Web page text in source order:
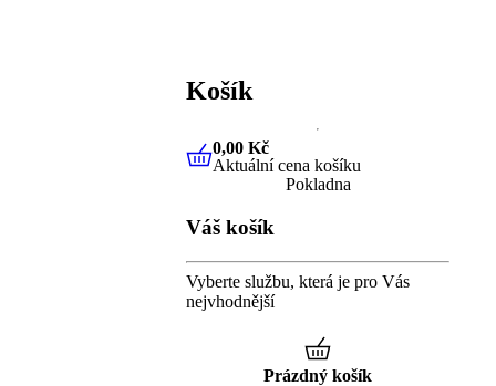
Košík
0,00 KčAktuální cena košíku
0,00 Kč
Aktuální cena košíku
Pokladna
Váš košík
Vyberte službu, která je pro Vás
nejvhodnější
Prázdný košík